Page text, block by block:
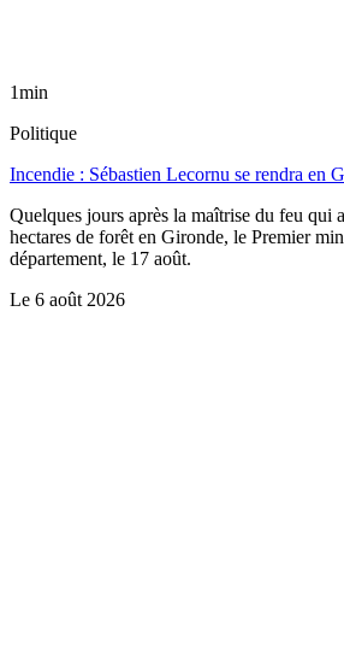
1min
Politique
Incendie : Sébastien Lecornu se rendra en
Quelques jours après la maîtrise du feu qui
hectares de forêt en Gironde, le Premier
département, le 17 août.
Le 6 août 2026